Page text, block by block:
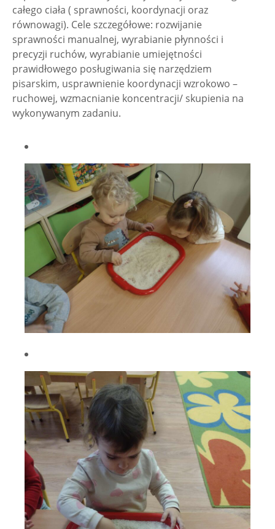
całego ciała ( sprawności, koordynacji oraz
równowagi). Cele szczegółowe: rozwijanie
sprawności manualnej, wyrabianie płynności i
precyzji ruchów, wyrabianie umiejętności
prawidłowego posługiwania się narzędziem
pisarskim, usprawnienie koordynacji wzrokowo –
ruchowej, wzmacnianie koncentracji/ skupienia na
wykonywanym zadaniu.